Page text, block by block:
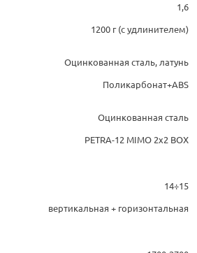
1,6
1200 г (с удлинителем)
Оцинкованная сталь, латунь
Поликарбонат+ABS
Оцинкованная сталь
PETRA-12 MIMO 2х2 BOX
14÷15
вертикальная + горизонтальная